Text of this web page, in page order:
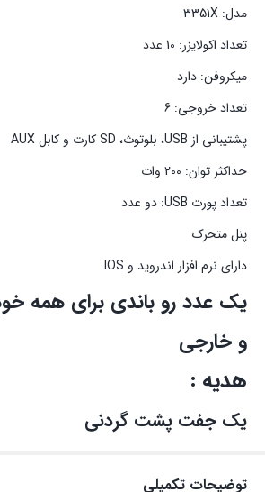
مدل: 3351X
تعداد اکولایزر: 10 عدد
میکروفن: دارد
تعداد خروجی: 6
پشتیبانی از USB، بلوتوث، SD کارت و کابل AUX
حداکثر توان: 200 وات
تعداد پورت USB: دو عدد
پنل متحرک
دارای نرم افزار اندروید و IOS
یک عدد رو باندی برای همه
و خارجی
هدیه :
یک جفت پشت گردنی
توضیحات تکمیلی